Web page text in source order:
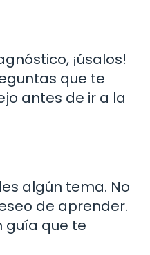
¡úsalos!
que te
antes de ir a la
algún tema. No
de aprender.
guía que te